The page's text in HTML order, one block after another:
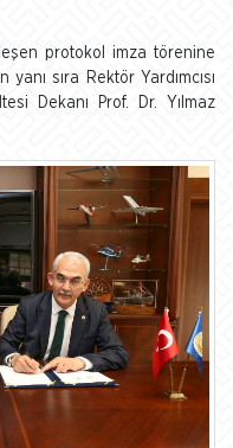
protokol imza törenine
sıra Rektör Yardımcısı
Dekanı Prof. Dr. Yılmaz